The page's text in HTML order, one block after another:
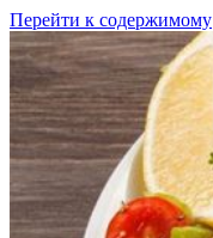
Перейти к содержимому